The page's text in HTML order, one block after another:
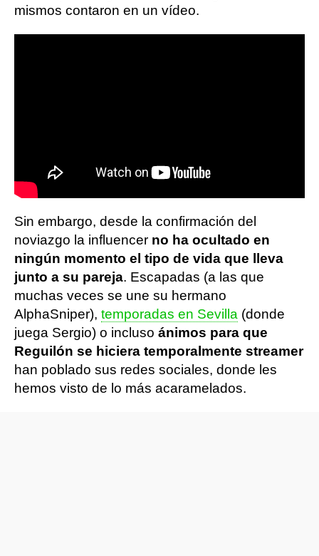
mismos contaron en un vídeo.
Sin embargo, desde la confirmación del
noviazgo la influencer no ha ocultado en
ningún momento el tipo de vida que lleva
junto a su pareja. Escapadas (a las que
muchas veces se une su hermano
AlphaSniper), temporadas en Sevilla (donde
juega Sergio) o incluso ánimos para que
Reguilón se hiciera temporalmente streamer
han poblado sus redes sociales, donde les
hemos visto de lo más acaramelados.